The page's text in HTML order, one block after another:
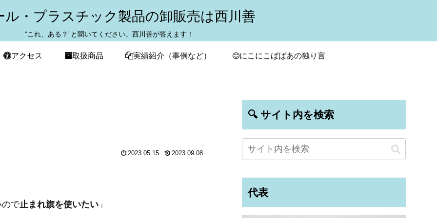
ル・プラスチック製品の卸販売は西川善
”これ、ある？”と聞いてください。西川善が答えます！
アクセス 取扱商品 実績紹介（事例など） にこにこばばあの独り言
2023.05.15 2023.09.08
ので止まれ旗を使いたい 」
🔍 サイト内を検索
代表